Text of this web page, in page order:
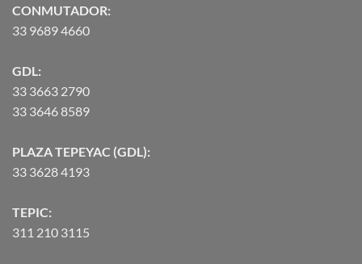
CONMUTADOR:
33 9689 4660
GDL:
33 3663 2790
33 3646 8589
PLAZA TEPEYAC (GDL):
33 3628 4193
TEPIC:
311 210 3115